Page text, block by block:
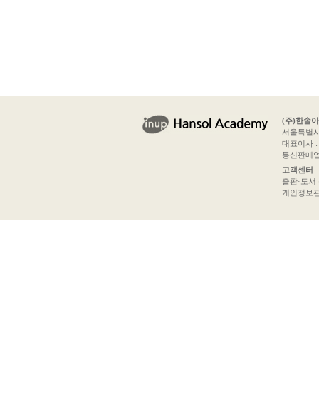
(주)한솔
서울특별
대표이사
통신판매
고객센터
출판·도
개인정보